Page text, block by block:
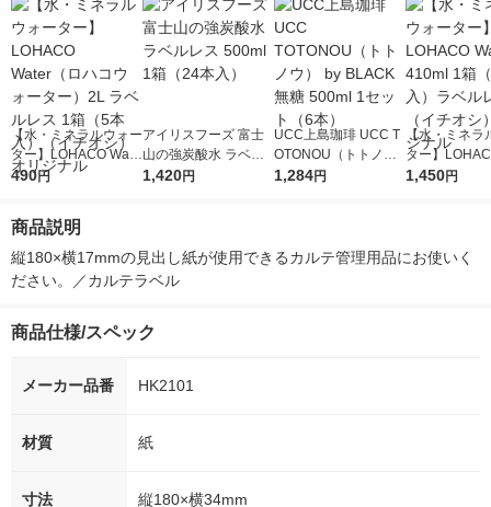
【水・ミネラルウォー
ター】LOHACO Wate
r（ロハコウォータ
シ） オリジナル
490円
アイリスフーズ 富士
山の強炭酸水 ラベル
レス 500ml 1箱（24
1,420円
UCC上島珈琲 UCC T
OTONOU（トトノ
ウ） by BLACK無糖 5
1,284円
【水・ミネラ
ター】
r 410ml 1箱（
1,450円
商品説明
縦180×横17mmの見出し紙が使用できるカルテ管理用品にお使いく
ださい。／カルテラベル
商品仕様/スペック
メーカー品番 HK2101
材質 紙
寸法 縦180×横34mm